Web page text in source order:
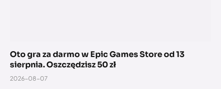
Oto gra za darmo w Epic Games Store od 13
sierpnia. Oszczędzisz 50 zł
2026-08-07